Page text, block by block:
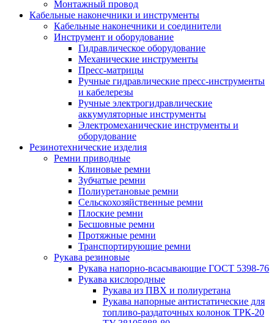
Монтажный провод
Кабельные наконечники и инструменты
Кабельные наконечники и соединители
Инструмент и оборудование
Гидравлическое оборудование
Механические инструменты
Пресс-матрицы
Ручные гидравлические пресс-инструменты
и кабелерезы
Ручные электрогидравлические
аккумуляторные инструменты
Электромеханические инструменты и
оборудование
Резинотехнические изделия
Ремни приводные
Клиновые ремни
Зубчатые ремни
Полиуретановые ремни
Сельскохозяйственные ремни
Плоские ремни
Бесшовные ремни
Протяжные ремни
Транспортирующие ремни
Рукава резиновые
Рукава напорно-всасывающие ГОСТ 5398-76
Рукава кислородные
Рукава из ПВХ и полиуретана
Рукава напорные антистатические для
топливо-раздаточных колонок ТРК-20